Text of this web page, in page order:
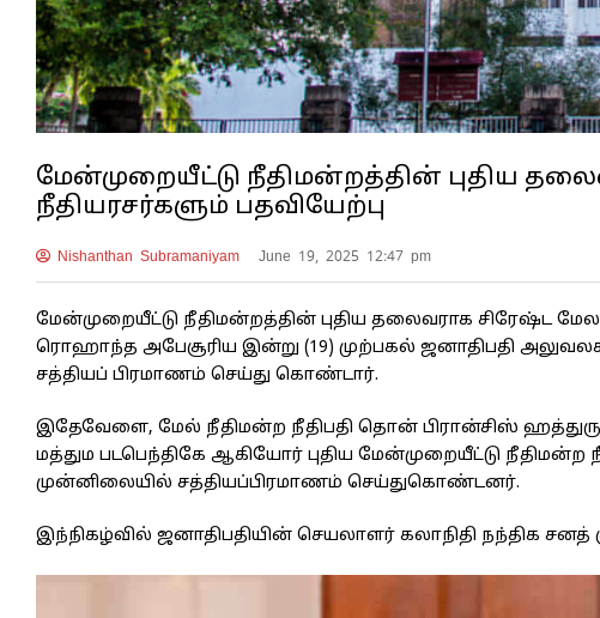
மேன்முறையீட்டு நீதிமன்றத்தின் புதிய
நீதியரசர்களும் பதவியேற்பு
Nishanthan Subramaniyam June 19, 2025 12:47 pm
மேன்முறையீட்டு நீதிமன்றத்தின் புதிய தலைவராக சிரேஷ்ட
ரொஹாந்த அபேசூரிய இன்று (19) முற்பகல் ஜனாதிபதி
சத்தியப் பிரமாணம் செய்து கொண்டார்.
இதேவேளை, மேல் நீதிமன்ற நீதிபதி தொன் பிரான்சிஸ்
மத்தும படபெந்திகே ஆகியோர் புதிய மேன்முறையீட்டு நீதிமன்ற
முன்னிலையில் சத்தியப்பிரமாணம் செய்துகொண்டனர்.
இந்நிகழ்வில் ஜனாதிபதியின் செயலாளர் கலாநிதி நந்திக